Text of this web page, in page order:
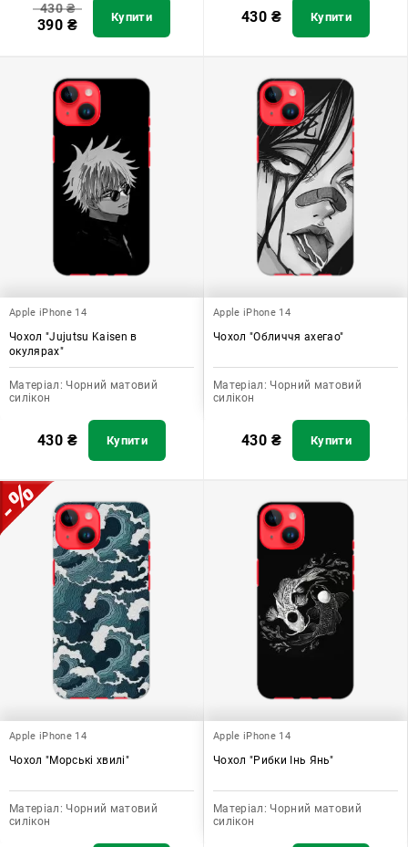
430₴
390 ₴ Купити 430 ₴ Купити
Apple iPhone 14
Чохол "Jujutsu Kaisen в
окулярах"
Матеріал: Чорний матовий
силікон
430 ₴ Купити
Apple iPhone 14
Чохол "Обличчя ахегао"
Матеріал: Чорний матовий
силікон
430 ₴ Купити
Apple iPhone 14
Чохол "Морські хвилі"
Матеріал: Чорний матовий
силікон
Apple iPhone 14
Чохол "Рибки Інь Янь"
Матеріал: Чорний матовий
силікон